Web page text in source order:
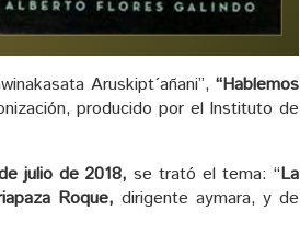
Aruskipt´añani”,“Hablemos
producido por el Instituto de
julio de 2018, se trató el tema: “La
Roque, dirigente aymara, y de